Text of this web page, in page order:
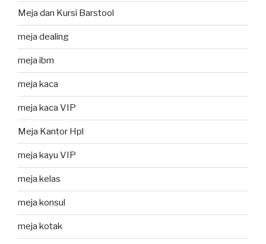
Meja dan Kursi Barstool
meja dealing
meja ibm
meja kaca
meja kaca VIP
Meja Kantor Hpl
meja kayu VIP
meja kelas
meja konsul
meja kotak